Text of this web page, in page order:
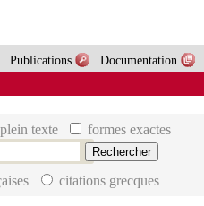
Documentation
Publications
texte formes exactes
citations grecques